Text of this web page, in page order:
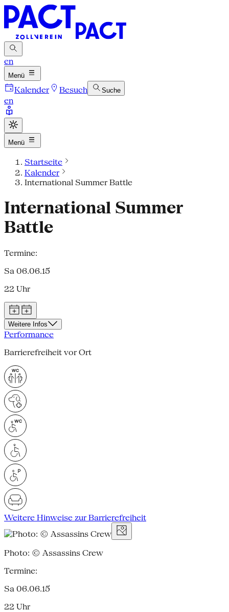
en
Menü
Kalender Besuch Suche
en
Menü
Startseite
Kalender
International Summer Battle
International Summer
Battle
Termine:
Sa 06.06.15
22 Uhr
Weitere Infos
Performance
Barrierefreiheit vor Ort
Weitere Hinweise zur Barrierefreiheit
Photo: © Assassins Crew
Termine:
Sa 06.06.15
22 Uhr